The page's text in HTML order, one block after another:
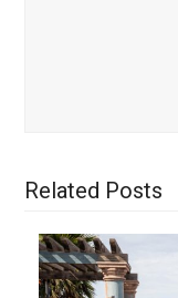
Related Posts